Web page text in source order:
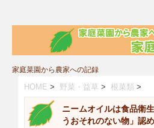
家庭菜園から農家への記録
HOME > 野菜・益草 > 根菜類 >
ニームオイルは食品衛
うおそれのない物」認